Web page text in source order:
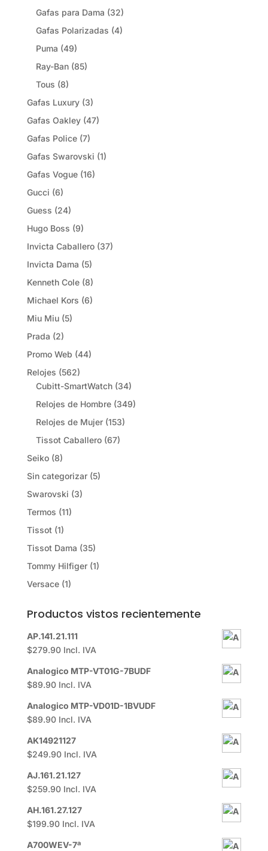
Gafas para Dama (32)
Gafas Polarizadas (4)
Puma (49)
Ray-Ban (85)
Tous (8)
Gafas Luxury (3)
Gafas Oakley (47)
Gafas Police (7)
Gafas Swarovski (1)
Gafas Vogue (16)
Gucci (6)
Guess (24)
Hugo Boss (9)
Invicta Caballero (37)
Invicta Dama (5)
Kenneth Cole (8)
Michael Kors (6)
Miu Miu (5)
Prada (2)
Promo Web (44)
Relojes (562)
Cubitt-SmartWatch (34)
Relojes de Hombre (349)
Relojes de Mujer (153)
Tissot Caballero (67)
Seiko (8)
Sin categorizar (5)
Swarovski (3)
Termos (11)
Tissot (1)
Tissot Dama (35)
Tommy Hilfiger (1)
Versace (1)
Productos vistos recientemente
AP.141.21.111
$279.90 Incl. IVA
Analogico MTP-VT01G-7BUDF
$89.90 Incl. IVA
Analogico MTP-VD01D-1BVUDF
$89.90 Incl. IVA
AK14921127
$249.90 Incl. IVA
AJ.161.21.127
$259.90 Incl. IVA
AH.161.27.127
$199.90 Incl. IVA
A700WEV-7ª